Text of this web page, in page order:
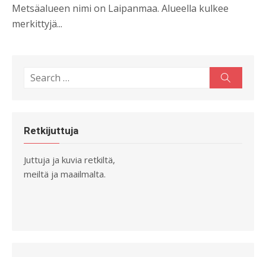
Metsäalueen nimi on Laipanmaa. Alueella kulkee
merkittyjä...
Search
Retkijuttuja
Juttuja ja kuvia retkiltä,
meiltä ja maailmalta.